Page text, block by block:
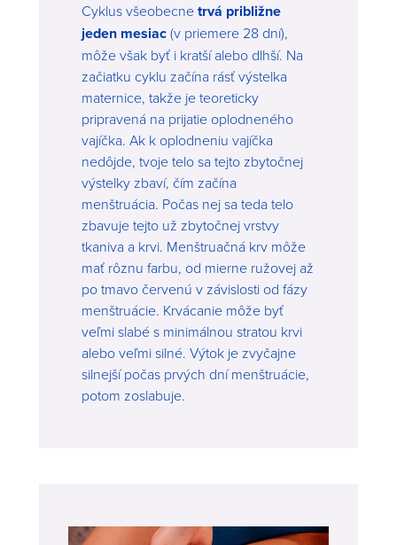
Cyklus všeobecnetrvá približne
jeden mesiac(v priemere 28 dní),
môže však byť i kratší alebo dlhší. Na
začiatku cyklu začína rásť výstelka
maternice, takže je teoreticky
pripravená na prijatie oplodneného
vajíčka. Ak k oplodneniu vajíčka
nedôjde, tvoje telo sa tejto zbytočnej
výstelky zbaví, čím začína
menštruácia. Počas nej sa teda telo
zbavuje tejto už zbytočnej vrstvy
tkaniva a krvi. Menštruačná krv môže
mať rôznu farbu, od mierne ružovej až
po tmavo červenú v závislosti od fázy
menštruácie. Krvácanie môže byť
veľmi slabé s minimálnou stratou krvi
alebo veľmi silné. Výtok je zvyčajne
silnejší počas prvých dní menštruácie,
potom zoslabuje.